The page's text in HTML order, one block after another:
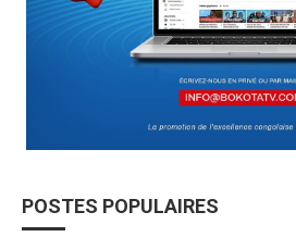
POSTES POPULAIRES